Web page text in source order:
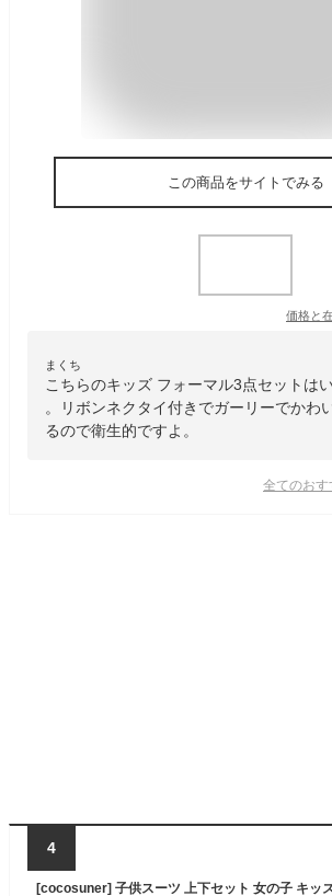
この商品をサイトでみる
価格と
まくち
こちらのキッズ フォーマル3点セットは
。リボンネクタイ付きでガーリーでかわ
るので衛生的ですよ。
全てのおす
4